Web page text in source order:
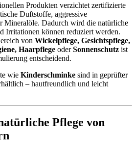
Produkten verzichtet zertifizierte
Duftstoffe, aggressive
Mineralöle. Dadurch wird die natürliche
Irritationen können reduziert werden.
von Wickelpflege, Gesichtspflege,
Haarpflege oderSonnenschutz ist
entscheidend.
wie Kinderschminke sind in geprüfter
– hautfreundlich und leicht
Pflege von